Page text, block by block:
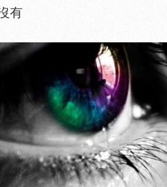
有